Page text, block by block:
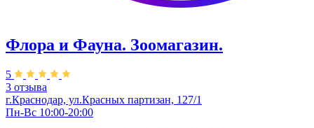
Флора и Фауна. Зоомагазин.
5
3 отзыва
г.Краснодар, ул.Красных партизан, 127/1
Пн-Вс 10:00-20:00